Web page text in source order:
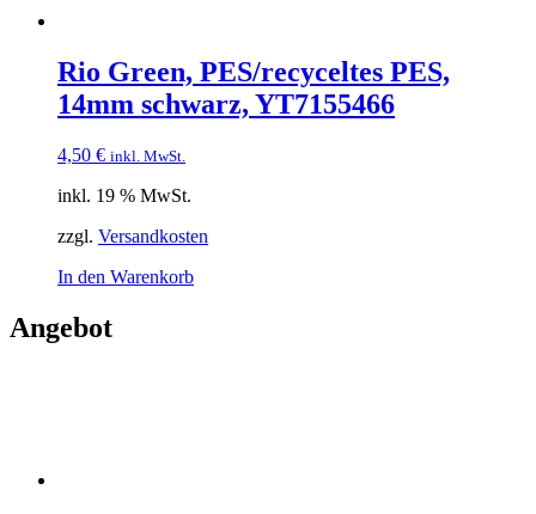
Rio Green, PES/recyceltes PES,
14mm schwarz, YT7155466
4,50 € inkl. MwSt.
inkl. 19 % MwSt.
zzgl. Versandkosten
In den Warenkorb
Angebot